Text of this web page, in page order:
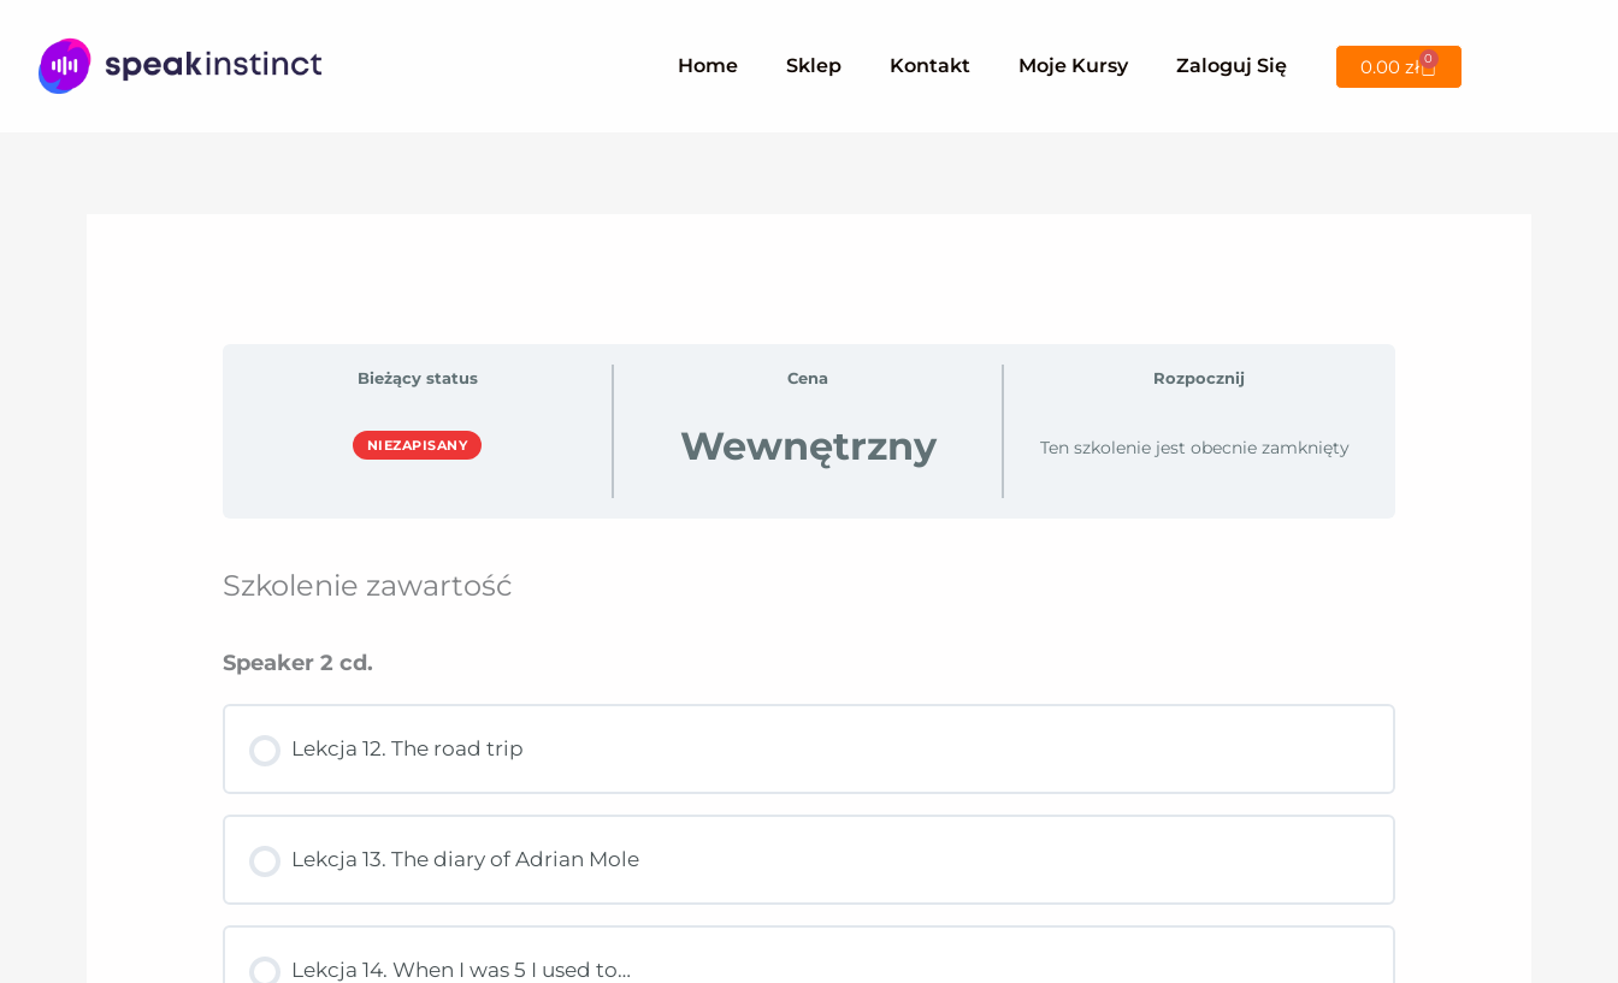
treści
Home Sklep Kontakt Moje Kursy Zaloguj Się 0.00 zł 0
Wózek
Bieżący status
NIEZAPISANY
Cena
Wewnętrzny
Rozpocznij
Ten szkolenie jest obecnie zamknięty
Szkolenie zawartość
Speaker 2 cd.
Lekcja 12. The road trip
Lekcja 13. The diary of Adrian Mole
Lekcja 14. When I was 5 I used to…